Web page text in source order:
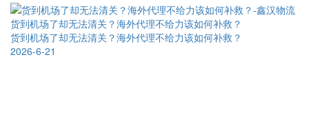
货到机场了却无法清关？海外代理不给力该如何补救？
货到机场了却无法清关？海外代理不给力该如何补救？
2026-6-21